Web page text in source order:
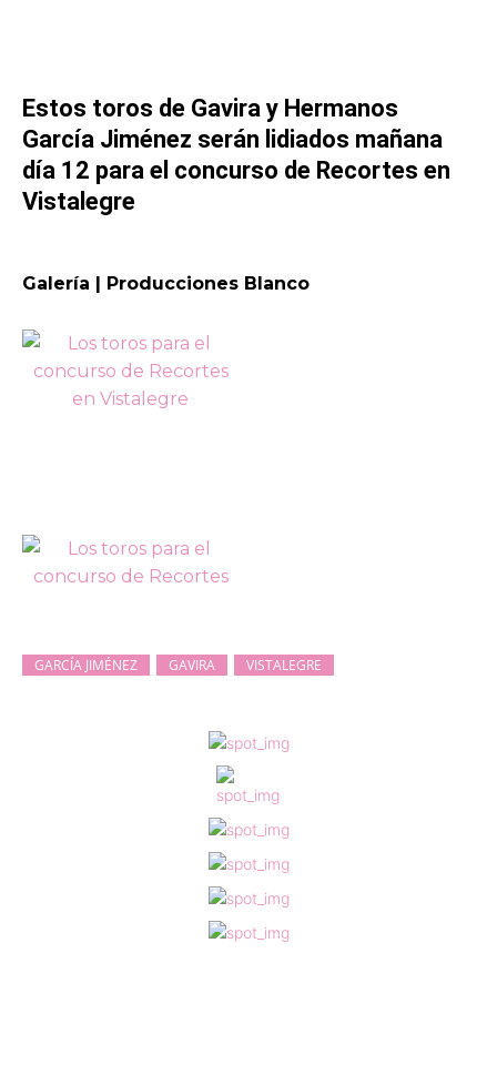
Estos toros de Gavira y Hermanos
García Jiménez serán lidiados mañana
día 12 para el concurso de Recortes en
Vistalegre
Galería | Producciones Blanco
GARCÍA JIMÉNEZ GAVIRA VISTALEGRE